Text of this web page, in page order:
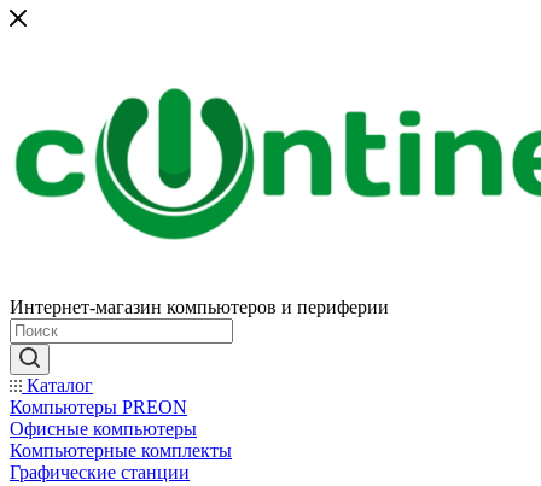
Интернет-магазин компьютеров и периферии
Каталог
Компьютеры PREON
Офисные компьютеры
Компьютерные комплекты
Графические станции